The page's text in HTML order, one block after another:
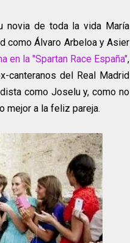
novia de toda la vida María
como Álvaro Arbeloa y Asier
en la "Spartan Race España",
canteranos del Real Madrid
como Joselu y, como no
mejor a la feliz pareja.